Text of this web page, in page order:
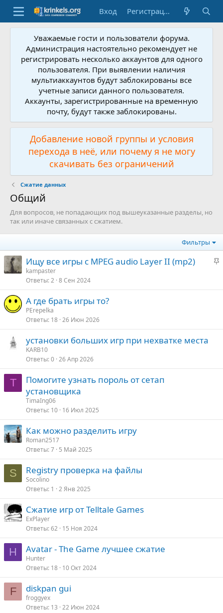
Вход Регистрация
Уважаемые гости и пользователи форума.
Администрация настоятельно рекомендует не
регистрировать несколько аккаунтов для одного
пользователя. При выявлении наличия
мультиаккаунтов будут заблокированы все
учетные записи данного пользователя.
Аккаунты, зарегистрированные на временную
почту, будут также заблокированы.
Добавление новой группы и условия
перехода в неё, или почему я не могу
скачивать без ограничений
Сжатие данных
Общий
Для вопросов, не попадающих под вышеуказанные разделы, но
так или иначе связанных с сжатием.
Фильтры
З
р
Ищу все игры с MPEG audio Layer II (mp2)
kampaster
Ответы 2 8 Сен 2024
А где брать игры то?
PErepelka
Ответы 18 26 Июн 2026
установки больших игр при нехватке места
KARB10
Ответы 0 26 Апр 2026
T
Помогите узнать пороль от сетап
установщика
TimaIng06
Ответы 10 16 Июл 2025
Как можно разделить игру
Roman2517
Ответы 7 5 Май 2025
S Registry проверка на файлы
Socolino
Ответы 1 2 Янв 2025
Сжатие игр от Telltale Games
ExPlayer
Ответы 62 15 Ноя 2024
H Avatar - The Game лучшее сжатие
Hunter
Ответы 18 10 Окт 2024
F diskpan gui
froggyex
Ответы 13 22 Июн 2024